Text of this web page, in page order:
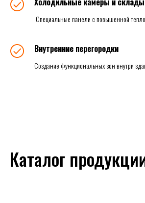
Специальные панели с повышенной
Внутренние перегородки
Создание функциональных зон внутри
Каталог